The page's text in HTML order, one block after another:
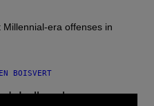
era offenses in
BOISVERT